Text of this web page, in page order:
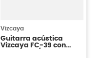
Vizcaya
Guitarra acústica
Vizcaya FC-39 con